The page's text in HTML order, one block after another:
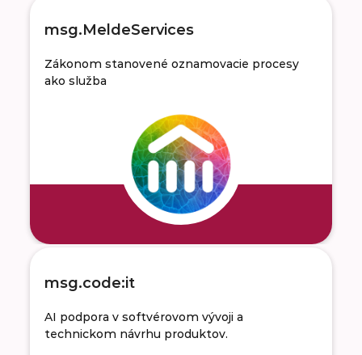
msg.MeldeServices
Zákonom stanovené oznamovacie procesy
ako služba
msg.code:it
AI podpora v softvérovom vývoji a
technickom návrhu produktov.